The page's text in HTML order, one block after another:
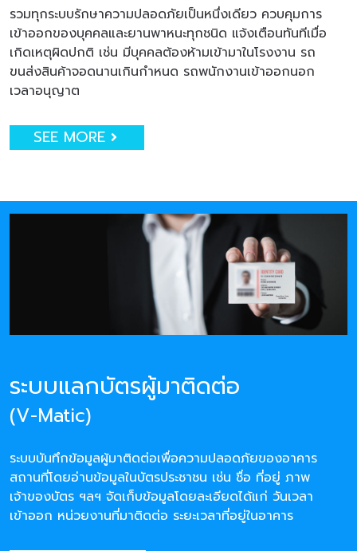
รวมทุกระบบรักษาความปลอดภัยเป็นหนึ่งเดียว ควบคุมการ
เข้าออกของบุคคลและยานพาหนะทุกชนิด แจ้งเตือนทันทีเมื่อ
เกิดเหตุผิดปกติ เช่น มีบุคคลต้องห้ามเข้ามาในโรงงาน รถ
ขนส่งสินค้าจอดนานเกินกำหนด รถพนักงานเข้าออกนอก
เวลาอนุญาต
SEE MORE
ระบบแลกบัตรผู้มาติดต่อ
(V-Matic)
ระบบบันทึกข้อมูลผู้มาติดต่อเพื่อความปลอดภัยของอาคาร
สถานที่โดยอ่านข้อมูลในบัตรประชาชน เช่น ชื่อ ที่อยู่ ภาพ
เจ้าของบัตร ฯลฯ จัดเก็บข้อมูลโดยละเอียดได้แก่ วันเวลา
เข้าออก หน่วยงานที่มาติดต่อ ระยะเวลาที่อยู่ในอาคาร